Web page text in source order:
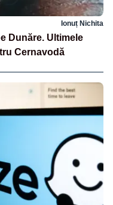
Ionuț Nichita
Dunăre. Ultimele
Cernavodă